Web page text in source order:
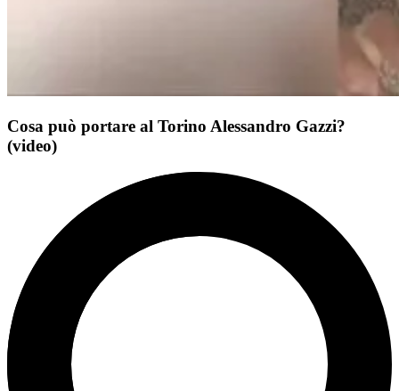
Cosa può portare al Torino Alessandro Gazzi?
(video)